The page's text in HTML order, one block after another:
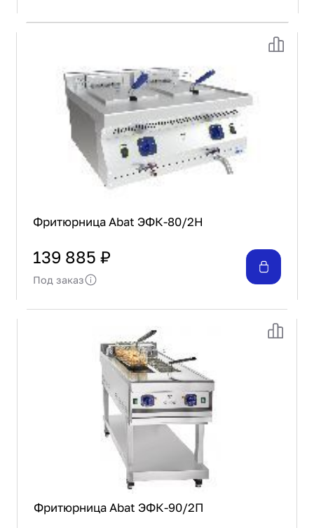
Фритюрница Abat ЭФК-80/2Н
139 885 ₽
Под заказ
Фритюрница Abat ЭФК-90/2П